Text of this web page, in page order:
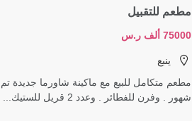
مطعم للتقبيل
75000 ألف ر.س
ينبع
شهور . وفرن للفطائر . وعدد 2 قريل للستيك...